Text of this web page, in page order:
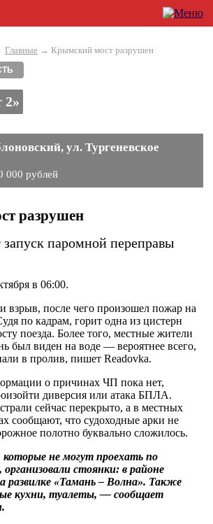
Главные → Крымский мост разрушен
ул. Тургеневское
000 рублей
разрушен
запуск паромной переправы
в 06:00.
после чего произошел пожар на
по кадрам, горит одна из цистерн
поезда. Более того, местные жители
был виден на воде — вероятнее всего,
в пролив, пишет Readovka.
о причинах ЧП пока нет,
диверсия или атака БПЛА.
сейчас перекрыто, а в местных
сообщают, что судоходные арки не
полотно буквально сложилось.
не могут проехать по
стоянки: в районе
развилке «Тамань – Волна». Также
кухни, туалеты, — сообщает